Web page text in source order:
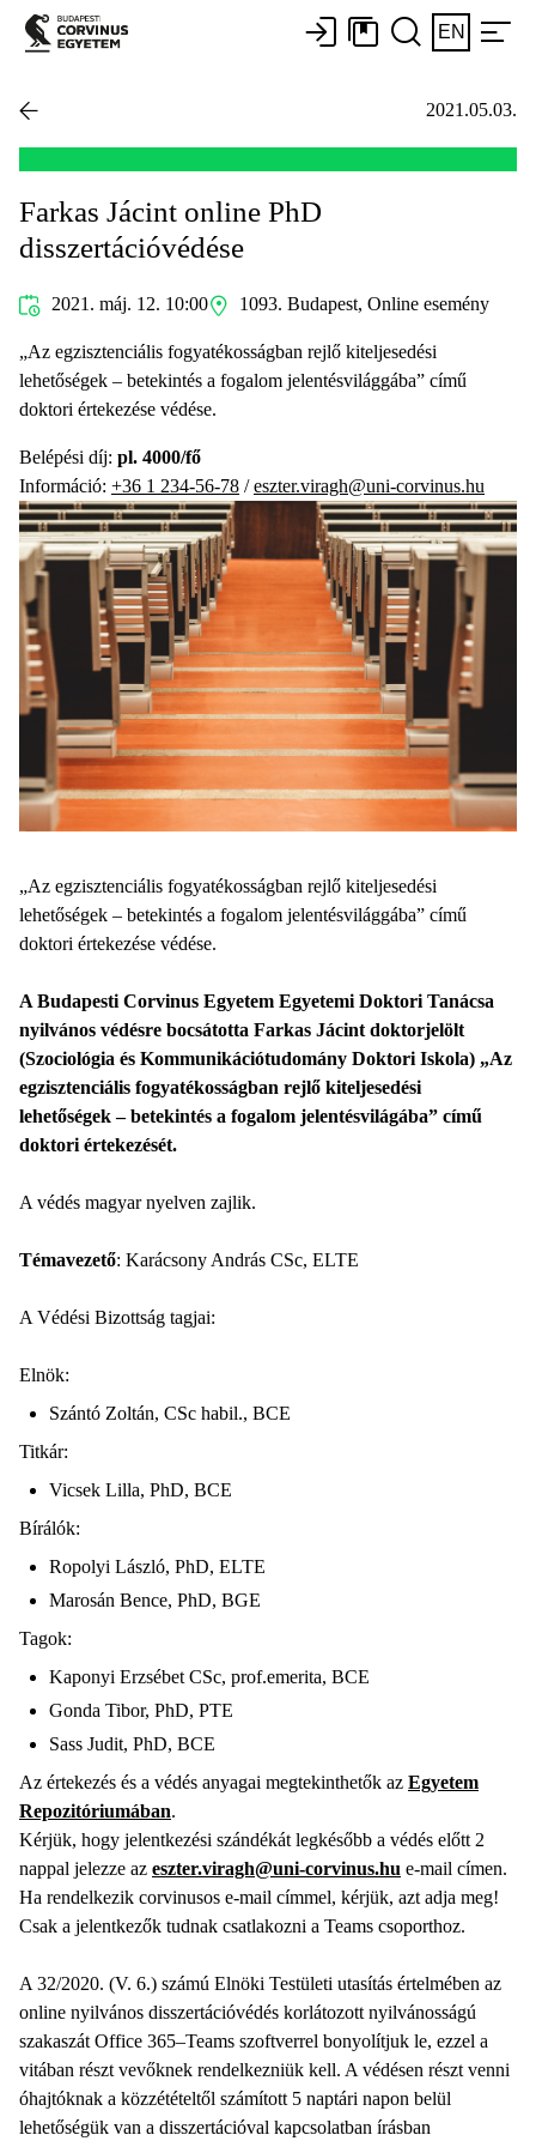
EN
2021.05.03.
Farkas Jácint online PhD
disszertációvédése
2021. máj. 12. 10:00 1093. Budapest, Online esemény
„Az egzisztenciális fogyatékosságban rejlő kiteljesedési
lehetőségek – betekintés a fogalom jelentésvilággába” című
doktori értekezése védése.
Belépési díj: pl. 4000/fő
Információ: +36 1 234-56-78 /eszter.viragh@uni-corvinus.hu
„Az egzisztenciális fogyatékosságban rejlő kiteljesedési
lehetőségek – betekintés a fogalom jelentésvilággába” című
doktori értekezése védése.
A Budapesti Corvinus Egyetem Egyetemi Doktori Tanácsa
nyilvános védésre bocsátotta Farkas Jácint doktorjelölt
(Szociológia és Kommunikációtudomány Doktori Iskola) „Az
egzisztenciális fogyatékosságban rejlő kiteljesedési
lehetőségek – betekintés a fogalom jelentésvilágába” című
doktori értekezését.
A védés magyar nyelven zajlik.
Témavezető: Karácsony András CSc, ELTE
A Védési Bizottság tagjai:
Elnök:
Szántó Zoltán, CSc habil., BCE
Titkár:
Vicsek Lilla, PhD, BCE
Bírálók:
Ropolyi László, PhD, ELTE
Marosán Bence, PhD, BGE
Tagok:
Kaponyi Erzsébet CSc, prof.emerita, BCE
Gonda Tibor, PhD, PTE
Sass Judit, PhD, BCE
Az értekezés és a védés anyagai megtekinthetők az Egyetem
Repozitóriumában.
Kérjük, hogy jelentkezési szándékát legkésőbb a védés előtt 2
nappal jelezze az eszter.viragh@uni-corvinus.hu e-mail címen.
Ha rendelkezik corvinusos e-mail címmel, kérjük, azt adja meg!
Csak a jelentkezők tudnak csatlakozni a Teams csoporthoz.
A 32/2020. (V. 6.) számú Elnöki Testületi utasítás értelmében az
online nyilvános disszertációvédés korlátozott nyilvánosságú
szakaszát Office 365–Teams szoftverrel bonyolítjuk le, ezzel a
vitában részt vevőknek rendelkezniük kell. A védésen részt venni
óhajtóknak a közzétételtől számított 5 naptári napon belül
lehetőségük van a disszertációval kapcsolatban írásban